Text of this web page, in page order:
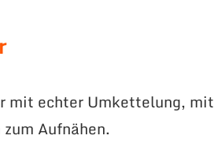
mit echter Umkettelung, mit
Aufnähen.